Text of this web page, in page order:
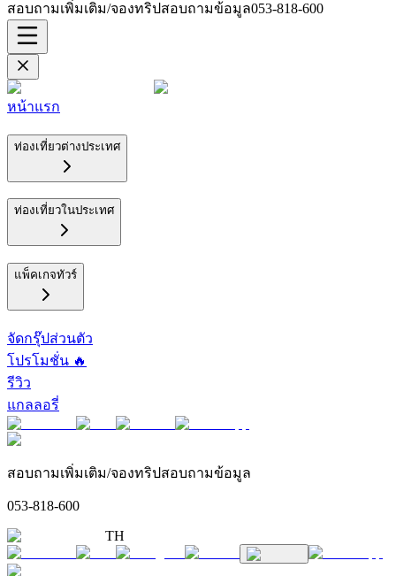
สอบถามเพิ่มเติม/จองทริปสอบถามข้อมูล053-818-600
หน้าแรก
ท่องเที่ยวต่างประเทศ
ท่องเที่ยวในประเทศ
แพ็คเกจทัวร์
จัดกรุ๊ปส่วนตัว
โปรโมชั่น 🔥
รีวิว
แกลลอรี่
สอบถามเพิ่มเติม/จองทริปสอบถามข้อมูล
053-818-600
TH